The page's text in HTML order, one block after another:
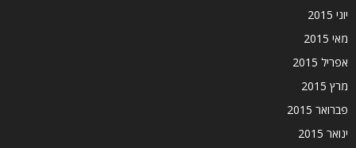
יוני 2015
מאי 2015
אפריל 2015
מרץ 2015
פברואר 2015
ינואר 2015